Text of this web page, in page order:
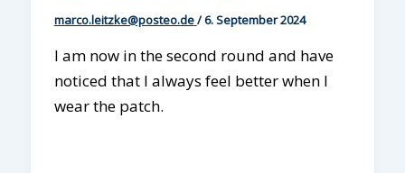
marco.leitzke@posteo.de/6. September 2024
I am now in the second round and have
noticed that I always feel better when I
wear the patch.